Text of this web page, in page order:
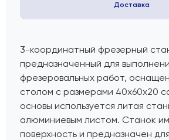
Доставка
3-координатный фрезерный
предназначенный для
фрезеровальных работ,
столом с размерами 40х60x20
основы используется литая
алюминиевым листом. Станок
поверхность и предназначен